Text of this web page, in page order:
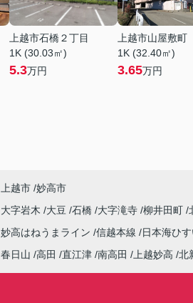
上越市石橋２丁目
1K (30.03㎡)
5.3万円
上越市山屋敷町
1K (32.40㎡)
3.65万円
上越市 妙高市
大字岩木 大豆 石橋 大字滝寺 柳井田町
妙高はねうまライン 信越本線 日本海ひ
春日山 高田 直江津 南高田 上越妙高 北